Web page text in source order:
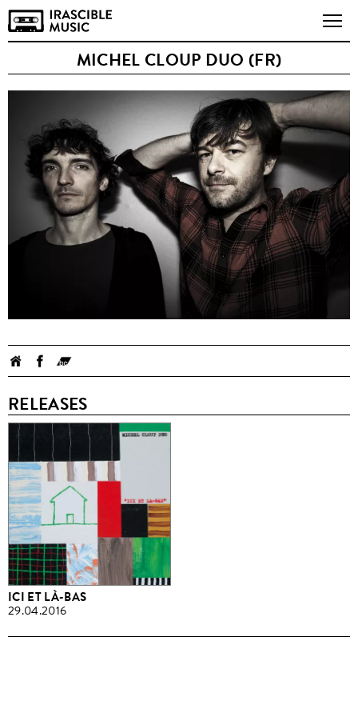
MICHEL CLOUP DUO (FR)
RELEASES
ICI ET LÀ-BAS
29.04.2016